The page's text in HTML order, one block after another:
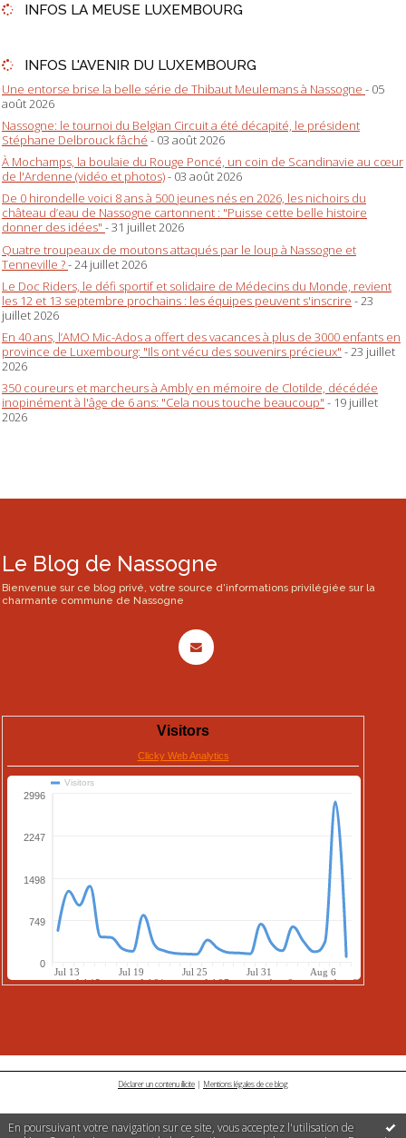
En poursuivant votre navigation sur ce site, vous acceptez l'utilisation de
INFOS LA MEUSE LUXEMBOURG
INFOS L'AVENIR DU LUXEMBOURG
Une entorse brise la belle série de Thibaut Meulemans à Nassogne - 05
août 2026
Nassogne: le tournoi du Belgian Circuit a été décapité, le président
Stéphane Delbrouck fâché - 03 août 2026
À Mochamps, la boulaie du Rouge Poncé, un coin de Scandinavie au cœur
de l'Ardenne (vidéo et photos)- 03 août 2026
De 0 hirondelle voici 8 ans à 500 jeunes nés en 2026, les nichoirs du
château d’eau de Nassogne cartonnent : "Puisse cette belle histoire
donner des idées" - 31 juillet 2026
Quatre troupeaux de moutons attaqués par le loup à Nassogne et
Tenneville ?- 24 juillet 2026
Le Doc Riders, le défi sportif et solidaire de Médecins du Monde, revient
les 12 et 13 septembre prochains : les équipes peuvent s'inscrire - 23
juillet 2026
En 40 ans, l’AMO Mic-Ados a offert des vacances à plus de 3000 enfants en
province de Luxembourg: "Ils ont vécu des souvenirs précieux" - 23 juillet
2026
350 coureurs et marcheurs à Ambly en mémoire de Clotilde, décédée
inopinément à l'âge de 6 ans: "Cela nous touche beaucoup" - 19 juillet
2026
Le Blog de Nassogne
Bienvenue sur ce blog privé, votre source d'informations privilégiée sur la
charmante commune de Nassogne
Déclarer un contenu illicite | Mentions légales de ce blog